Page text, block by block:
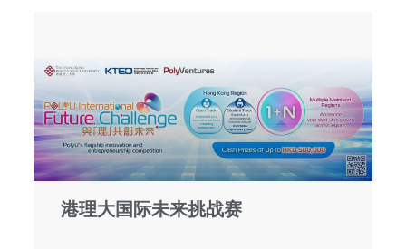
港理大国际未来挑战赛